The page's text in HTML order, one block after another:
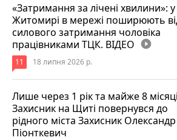
«Затримання за лічені хвилини»: у
Житомирі в мережі поширюють
силового затримання чоловіка
працівниками ТЦК. ВІДЕО play_circle_filled
11 18 липня 2026 р.
Лише через 1 рік та майже 8
Захисник на Щиті повернувся до
рідного міста Захисник Олександр
Піонткевич